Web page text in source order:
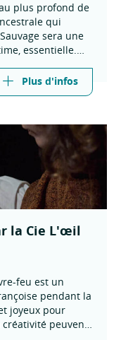
plus profond de
qui
sera une
essentielle.
Plus d'infos
la Cie L'œil
feu est un
pendant la
joyeux pour
peuvent